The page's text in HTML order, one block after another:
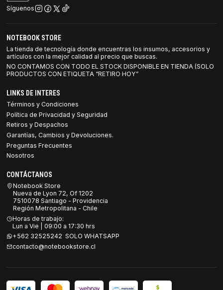
Síguenos
NOTEBOOK STORE
La tienda de tecnología donde encuentras los insumos, accesorios y
artículos con la mejor calidad al precio que buscas.
NO CONTAMOS CON TODO EL STOCK DISPONIBLE EN TIENDA (SOLO
PRODUCTOS CON ETIQUETA “RETIRO HOY”
LINKS DE INTERES
Términos y Condiciones
Política de Privacidad y Seguridad
Retiros y Despachos
Garantías, Cambios y Devoluciones.
Preguntas Frecuentes
Nosotros
CONTÁCTANOS
Notebook Store
Nueva de Lyon 72, Of 1202
7510078 Santiago - Providencia
Región Metropolitana - Chile
Horas de trabajo:
Lun a Vie | 09:00 a 17:30 hrs
+562 32525242 SOLO WHATSAPP
contacto@notebookstore.cl